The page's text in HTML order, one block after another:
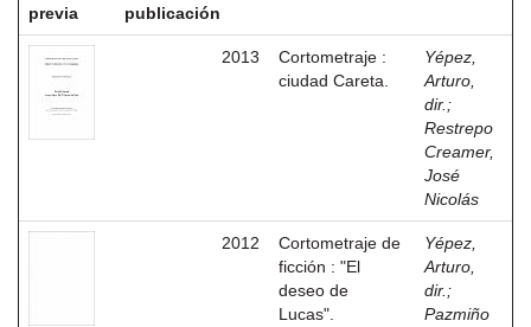
previa
publicación
2013
Cortometraje :
ciudad Careta.
Yépez,
Arturo,
dir. ;
Restrepo
Creamer,
José
Nicolás
2012
Cortometraje de
ficción : "El
deseo de
Lucas".
Yépez,
Arturo,
dir. ;
Pazmiño